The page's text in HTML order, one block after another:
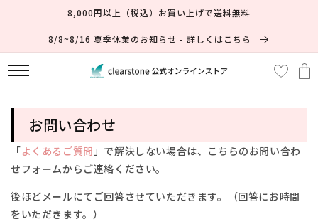
8,000円以上（税込）お買い上げで送料無料
8/8~8/16 夏季休業のお知らせ - 詳しくはこちら
カ
ー
お問い合わせ
「よくあるご質問」で解決しない場合は、 こちらのお問い合わ
せフォームからご連絡ください。
後ほどメールにてご回答させていただきます。（回答にお時間
をいただきます。）